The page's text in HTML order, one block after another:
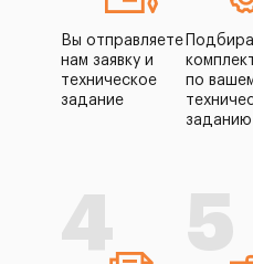
Вы отправляете
нам заявку и
техническое
задание
по
заданию
4 5